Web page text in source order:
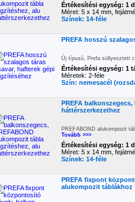
Értékesítési egység: 1
Méret: 5 x 14 mm,
Színek: 14-féle
PREFA hosszú
Új típusú, Prefa süllyesztett
Értékesítési egység: 1
Méretek: 2-féle
Szín: nemesacél
PREFA
háttérszerkezethez
PREFABOND alukompozit
Tovább >>>
Értékesítési egység: 1
Méret: 5 x 14 mm,
Színek: 14-féle
PREFA fixpont
alukompozit táblákhoz